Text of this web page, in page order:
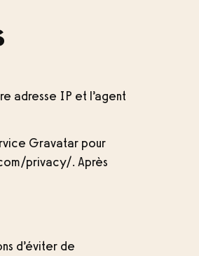
adresse IP et l’agent
Gravatar pour
privacy/. Après
d’éviter de